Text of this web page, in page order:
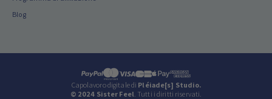
Blog
Capolavoro digitale di Pléiade[s] Studio.
© 2024 Sister Feel. Tutti i diritti riservati.